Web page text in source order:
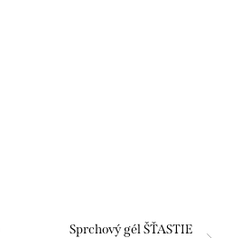
Sprchový gél ŠŤASTIE